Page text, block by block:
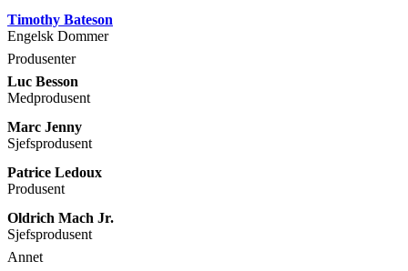
Timothy Bateson
Engelsk Dommer
Produsenter
Luc Besson
Medprodusent
Marc Jenny
Sjefsprodusent
Patrice Ledoux
Produsent
Oldrich Mach Jr.
Sjefsprodusent
Annet